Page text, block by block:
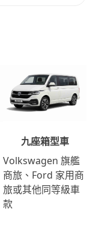
九座箱型車
Volkswagen 旗艦
商旅、Ford 家用商
旅或其他同等級車
款